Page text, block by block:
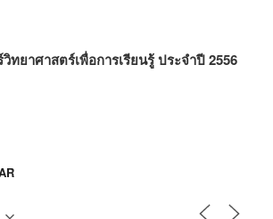
ทยาศาสตร์เพื่อการเรียนรู้ ประจำปี 2556